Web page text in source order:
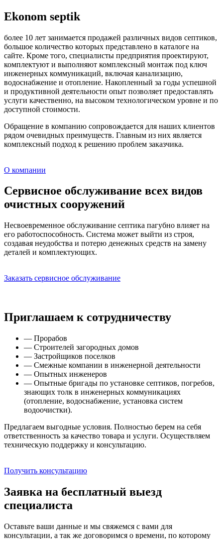
Ekonom septik
более 10 лет занимается продажей различных видов септиков,
большое количество которых представлено в каталоге на
сайте. Кроме того, специалисты предприятия проектируют,
комплектуют и выполняют комплексный монтаж под ключ
инженерных коммуникаций, включая канализацию,
водоснабжение и отопление. Накопленный за годы успешной
и продуктивной деятельности опыт позволяет предоставлять
услуги качественно, на высоком технологическом уровне и по
доступной стоимости.
Обращение в компанию сопровождается для наших клиентов
рядом очевидных преимуществ. Главным из них является
комплексный подход к решению проблем заказчика.
О компании
Сервисное обслуживание всех видов
очистных сооружений
Несвоевременное обслуживание септика пагубно влияет на
его работоспособность. Система может выйти из строя,
создавая неудобства и потерю денежных средств на замену
деталей и комплектующих.
Заказать сервисное обслуживание
Приглашаем к сотрудничеству
— Прорабов
— Строителей загородных домов
— Застройщиков поселков
— Смежные компании в инженерной деятельности
— Опытных инженеров
— Опытные бригады по установке септиков, погребов,
знающих толк в инженерных коммуникациях
(отопление, водоснабжение, установка систем
водоочистки).
Предлагаем выгодные условия. Полностью берем на себя
ответственность за качество товара и услуги. Осуществляем
техническую поддержку и консультацию.
Получить консультацию
Заявка на бесплатный выезд
специалиста
Оставьте ваши данные и мы свяжемся с вами для
консультации, а так же договоримся о времени, по которому